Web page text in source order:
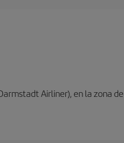
Airliner), en la zona de